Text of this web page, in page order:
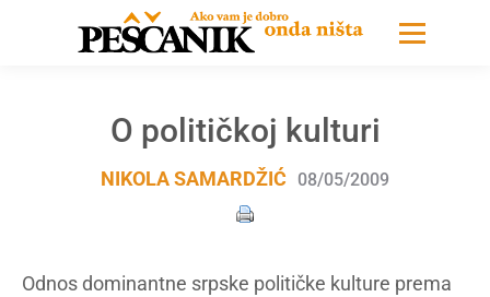
O političkoj kulturi
NIKOLA SAMARDŽIĆ 08/05/2009
Odnos dominantne srpske političke kulture prema